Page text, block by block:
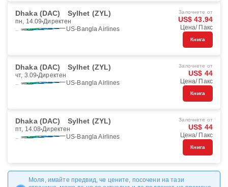
Dhaka (DAC) Sylhet (ZYL)
пн, 14.09 Директен
US-Bangla Airlines
Започнете от
US$ 43.94
Цена/ Пакс
Книга
Dhaka (DAC) Sylhet (ZYL)
чт, 3.09 Директен
US-Bangla Airlines
Започнете от
US$ 44
Цена/ Пакс
Книга
Dhaka (DAC) Sylhet (ZYL)
пт, 14.08 Директен
US-Bangla Airlines
Започнете от
US$ 44
Цена/ Пакс
Книга
Моля, имайте предвид, че цените, посочени на тази